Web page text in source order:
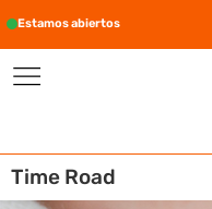
Estamos abiertos
Time Road